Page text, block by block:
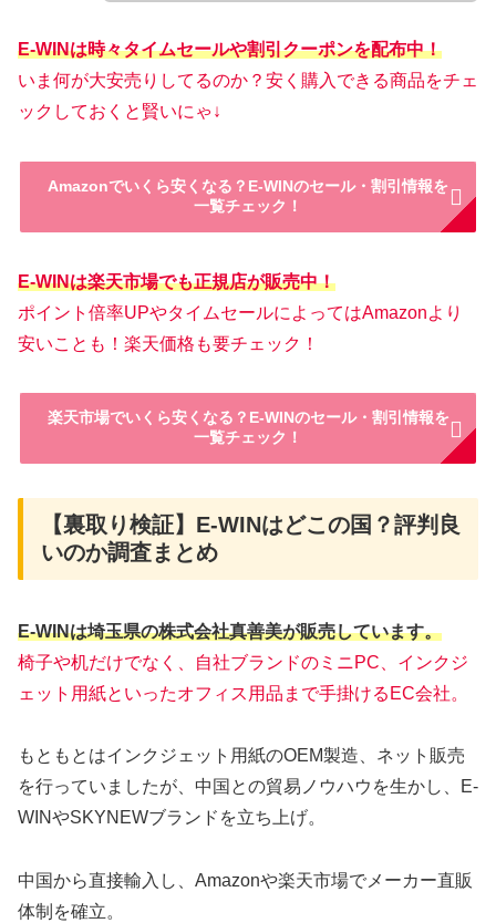
E-WINは時々タイムセールや割引クーポンを配布中！
いま何が大安売りしてるのか？安く購入できる商品をチェ
ックしておくと賢いにゃ↓
Amazonでいくら安くなる？E-WINのセール・割引情報を
一覧チェック！
E-WINは楽天市場でも正規店が販売中！
ポイント倍率UPやタイムセールによってはAmazonより
安いことも！楽天価格も要チェック！
楽天市場でいくら安くなる？E-WINのセール・割引情報を
一覧チェック！
【裏取り検証】E-WINはどこの国？評判良
いのか調査まとめ
E-WINは埼玉県の株式会社真善美が販売しています。
椅子や机だけでなく、自社ブランドのミニPC、インクジ
ェット用紙といったオフィス用品まで手掛けるEC会社。
もともとはインクジェット用紙のOEM製造、ネット販売
を行っていましたが、中国との貿易ノウハウを生かし、E-
WINやSKYNEWブランドを立ち上げ。
中国から直接輸入し、Amazonや楽天市場でメーカー直販
体制を確立。